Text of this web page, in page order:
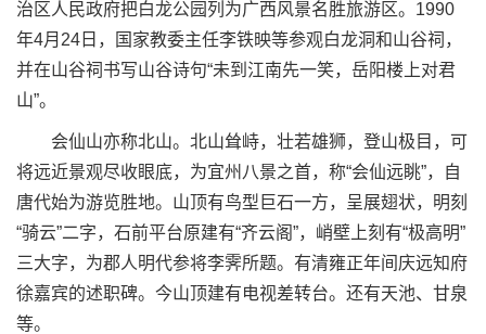
治区人民政府把白龙公园列为广西风景名胜旅游区。1990
年4月24日，国家教委主任李铁映等参观白龙洞和山谷祠，
并在山谷祠书写山谷诗句“未到江南先一笑，岳阳楼上对君
山”。
会仙山亦称北山。北山耸峙，壮若雄狮，登山极目，可
将远近景观尽收眼底，为宜州八景之首，称“会仙远眺”，自
唐代始为游览胜地。山顶有鸟型巨石一方，呈展翅状，明刻
“骑云”二字，石前平台原建有“齐云阁”，峭壁上刻有“极高明”
三大字，为郡人明代参将李霁所题。有清雍正年间庆远知府
徐嘉宾的述职碑。今山顶建有电视差转台。还有天池、甘泉
等。